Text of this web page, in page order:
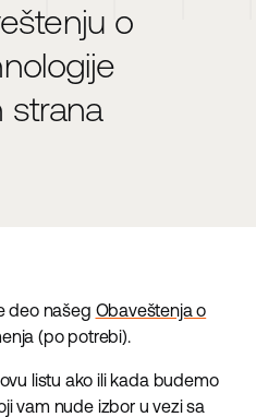
o
strana
deo našeg Obaveštenja o
(po potrebi).
listu ako ili kada budemo
vam nude izbor u vezi sa